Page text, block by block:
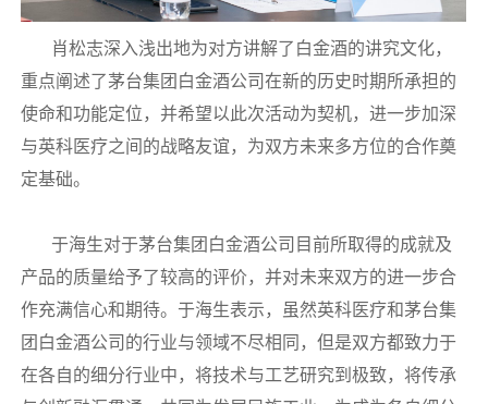
肖松志深入浅出地为对方讲解了白金酒的讲究文化，
重点阐述了茅台集团白金酒公司在新的历史时期所承担的
使命和功能定位，并希望以此次活动为契机，进一步加深
与英科医疗之间的战略友谊，为双方未来多方位的合作奠
定基础。
于海生对于茅台集团白金酒公司目前所取得的成就及
产品的质量给予了较高的评价，并对未来双方的进一步合
作充满信心和期待。于海生表示，虽然英科医疗和茅台集
团白金酒公司的行业与领域不尽相同，但是双方都致力于
在各自的细分行业中，将技术与工艺研究到极致，将传承